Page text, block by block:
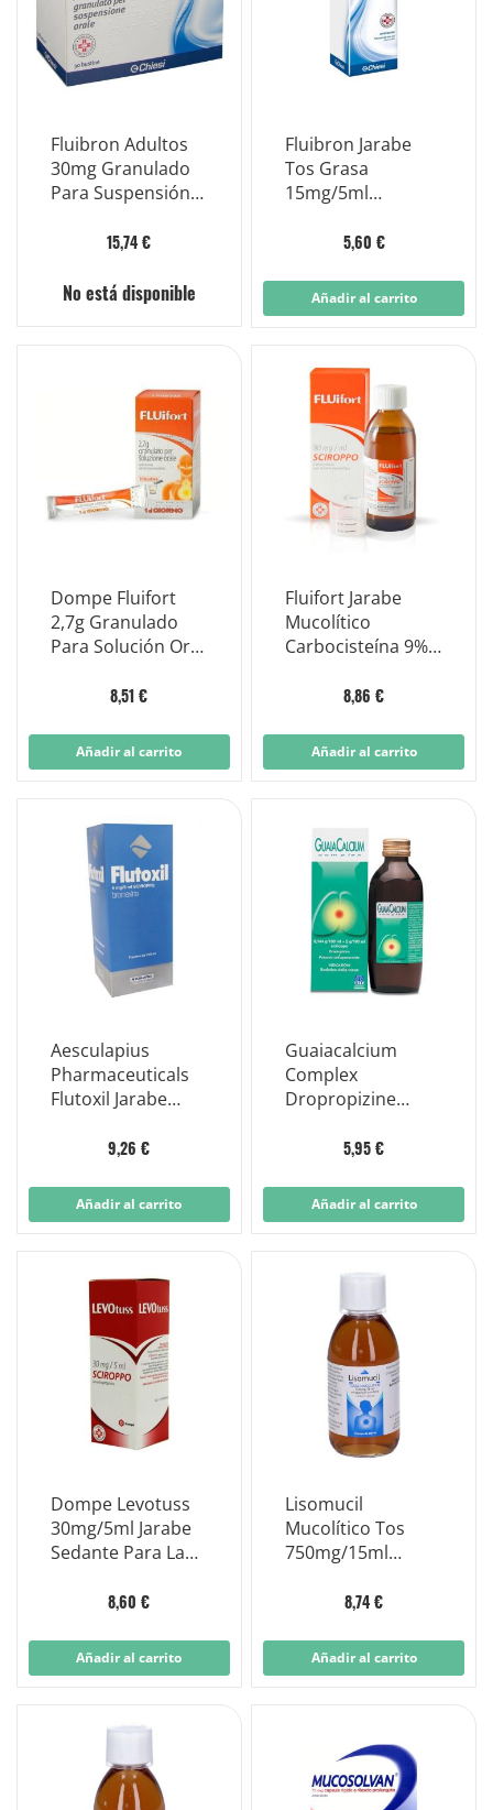
Fluibron Adultos
30mg Granulado
Para Suspensión
15,74 €
No está disponible
Fluibron Jarabe
Tos Grasa
15mg/5ml
Clorhidrato 200ml
5,60 €
Añadir al carrito
Dompe Fluifort
2,7g Granulado
Para Solución Oral
8,51 €
Añadir al carrito
Fluifort Jarabe
Mucolítico
Carbocisteína 9%
Medidor8,86 €
Añadir al carrito
Aesculapius
Pharmaceuticals
Flutoxil Jarabe
4mg/5ml9,26 €
Añadir al carrito
Guaiacalcium
Complex
Dropropizine
Sedante Botella de
5,95 €
Añadir al carrito
Dompe Levotuss
30mg/5ml Jarabe
Sedante Para La
8,60 €
Añadir al carrito
Lisomucil
Mucolítico Tos
750mg/15ml
Carbocisteína
8,74 €
Añadir al carrito